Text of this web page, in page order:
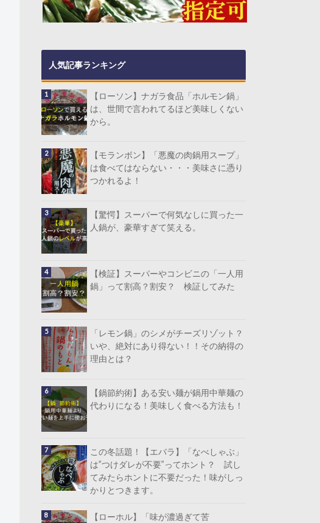
人気記事ランキング
【ローソン】ナガラ食品「ホルモン鍋」
は、世間で言われてるほど美味しくない
から。
【モランボン】「悪魔の肉鍋用スープ」
は食べてはならない・・・美味さに憑り
つかれるよ！
【驚愕】スーパーで何気なしに買った一
人鍋が、豪華すぎて笑える。
【検証】スーパーやコンビニの「一人用
鍋」って割高？割安？ 検証してみた
「レモン鍋」のシメがチーズリゾット？
いや、絶対にあり得ない！！その納得の
理由とは？
【鍋節約術】ある安い麺が鍋用中華麺の
代わりになる！美味しく食べる方法も！
この冬話題！【エバラ】「なべしゃぶ」
は”つけダレが不要”ってホント？ 試し
てみたらホントに不要だった！味がしっ
かりとつきます。
【ローホル】「味が濃過ぎて苦